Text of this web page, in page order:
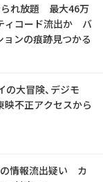
られ放題 最大46万
ィコード流出か バ
ンの痕跡見つかる
の大冒険、デジモ
不正アクセスから
の情報流出疑い カ